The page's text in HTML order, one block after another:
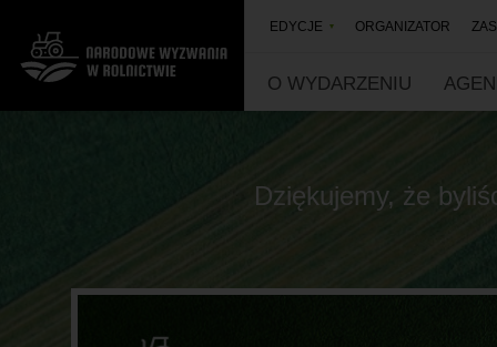
O WYDARZENIU
EDYCJE ORGANIZATOR
Dziękujemy, że